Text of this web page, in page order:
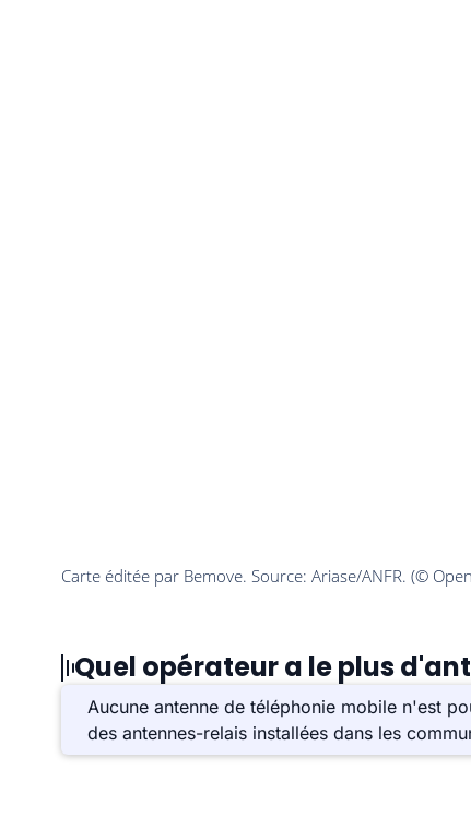
Quel opérateur a le plus
Aucune antenne de téléphonie mobile n'est
des antennes-relais installées dans les